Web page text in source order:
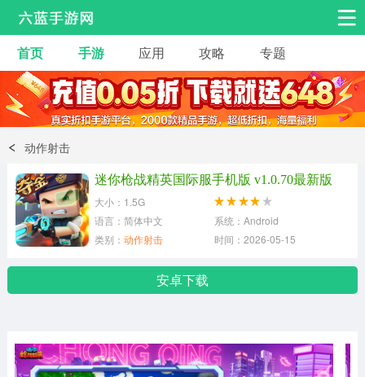
安卓手游 手游工具
热门手游 角色扮演 益智休闲
动作射击
冒险解谜
体育竞技
首页 手游 应用 攻略 专题
动作射击
迷你枪战精英国际服手机版 v1.0.70最新版
大小：1.5G
语言：简体中文
系统：Android
类别： 动作射击 时间：2026-05-15
安卓下载